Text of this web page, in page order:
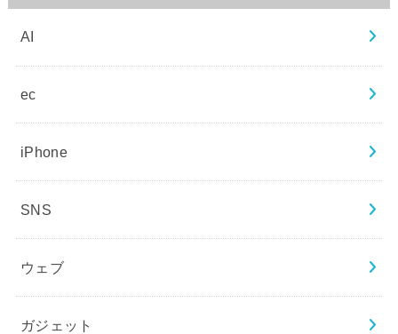
AI
ec
iPhone
SNS
ウェブ
ガジェット